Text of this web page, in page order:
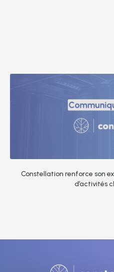
Constellation renforce son
d’activités